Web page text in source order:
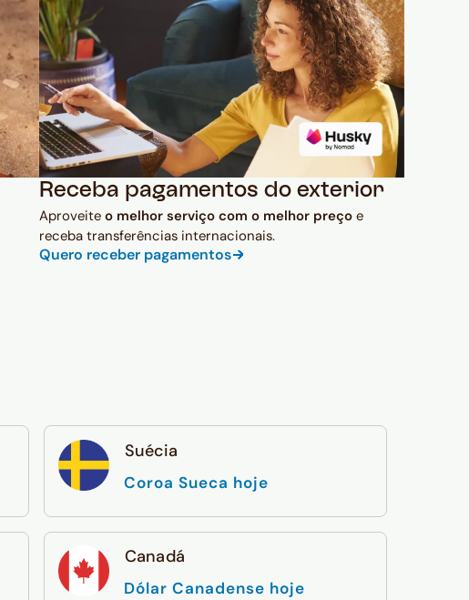
Receba pagamentos do exterior
Aproveiteo melhor serviço com o melhor preço e
receba transferências internacionais.
Quero receber pagamentos
Suécia
Coroa Sueca hoje
Canadá
Dólar Canadense hoje